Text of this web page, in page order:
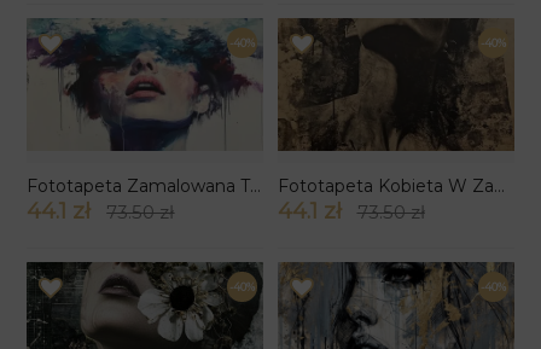
-40%
Fototapeta Zamalowana Twarz Kobiety
44.1 zł 73.50 zł
-40%
Fototapeta Kobieta W Zamyśleniu
44.1 zł 73.50 zł
-40% -40%